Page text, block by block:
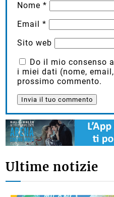
Nome*
Email*
Sito web
Do il mio consenso
i miei dati (nome,
prossimo commento.
Ultime notizie